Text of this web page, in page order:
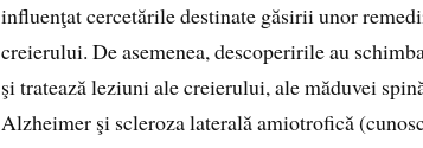
influenţat cercetările destinate găsirii unor
creierului. De asemenea, descoperirile au
şi tratează leziuni ale cre­ierului, ale măduvei
Alzheimer şi scleroza laterală amiotrofică